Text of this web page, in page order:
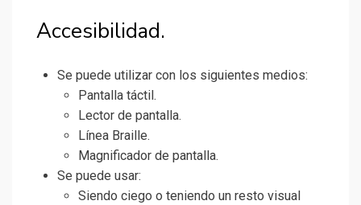
Accesibilidad.
Se puede utilizar con los siguientes medios:
Pantalla táctil.
Lector de pantalla.
Línea Braille.
Magnificador de pantalla.
Se puede usar:
Siendo ciego o teniendo un resto visual